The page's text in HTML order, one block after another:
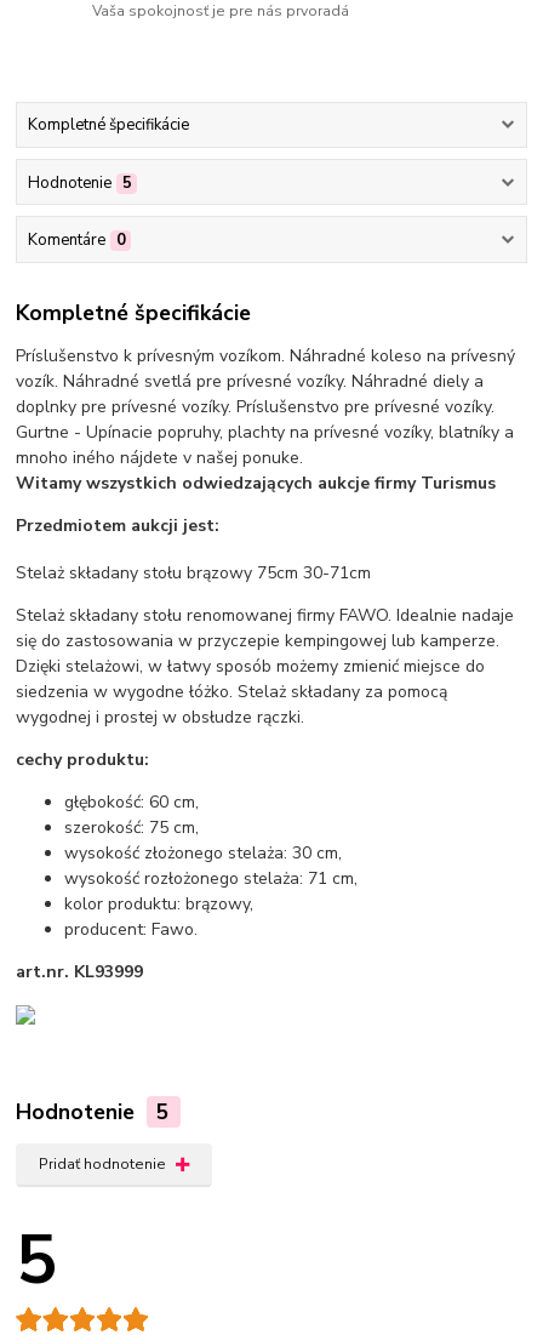
Vaša spokojnosť je pre nás prvoradá
Kompletné špecifikácie
Hodnotenie 5
Komentáre 0
Kompletné špecifikácie
Príslušenstvo k prívesným vozíkom. Náhradné koleso na prívesný
vozík. Náhradné svetlá pre prívesné vozíky. Náhradné diely a
doplnky pre prívesné vozíky. Príslušenstvo pre prívesné vozíky.
Gurtne - Upínacie popruhy, plachty na prívesné vozíky, blatníky a
mnoho iného nájdete v našej ponuke.
Witamy wszystkich odwiedzających aukcje firmy Turismus
Przedmiotem aukcji jest:
Stelaż składany stołu brązowy 75cm 30-71cm
Stelaż składany stołu renomowanej firmy FAWO. Idealnie nadaje
się do zastosowania w przyczepie kempingowej lub kamperze.
Dzięki stelażowi, w łatwy sposób możemy zmienić miejsce do
siedzenia w wygodne łóżko. Stelaż składany za pomocą
wygodnej i prostej w obsłudze rączki.
cechy produktu:
głębokość: 60 cm,
szerokość: 75 cm,
wysokość złożonego stelaża: 30 cm,
wysokość rozłożonego stelaża: 71 cm,
kolor produktu: brązowy,
producent: Fawo.
art.nr. KL93999
Hodnotenie 5
Pridať hodnotenie
5